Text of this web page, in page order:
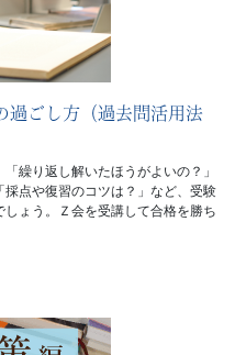
過ごし方（過去問活用法
繰り返し解いたほうがよいの？」
採点や復習のコツは？」など、受験
ょう。Ｚ会を受講して合格を勝ち